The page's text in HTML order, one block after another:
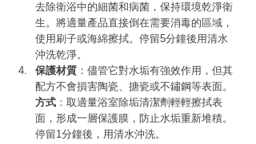
去除衛浴中的細菌和病菌，保持環境乾淨衛
生。將適量產品直接倒在需要消毒的區域，
使用刷子或海綿擦拭。停留5分鐘後用清水
沖洗乾淨。
保護材質 ：儘管它對水垢有強效作用，但其
配方不會損害陶瓷、搪瓷或不鏽鋼等表面。
方式 ：取適量浴室除垢清潔劑輕輕擦拭表
面，形成一層保護膜，防止水垢重新堆積。
停留1分鐘後，用清水沖洗。